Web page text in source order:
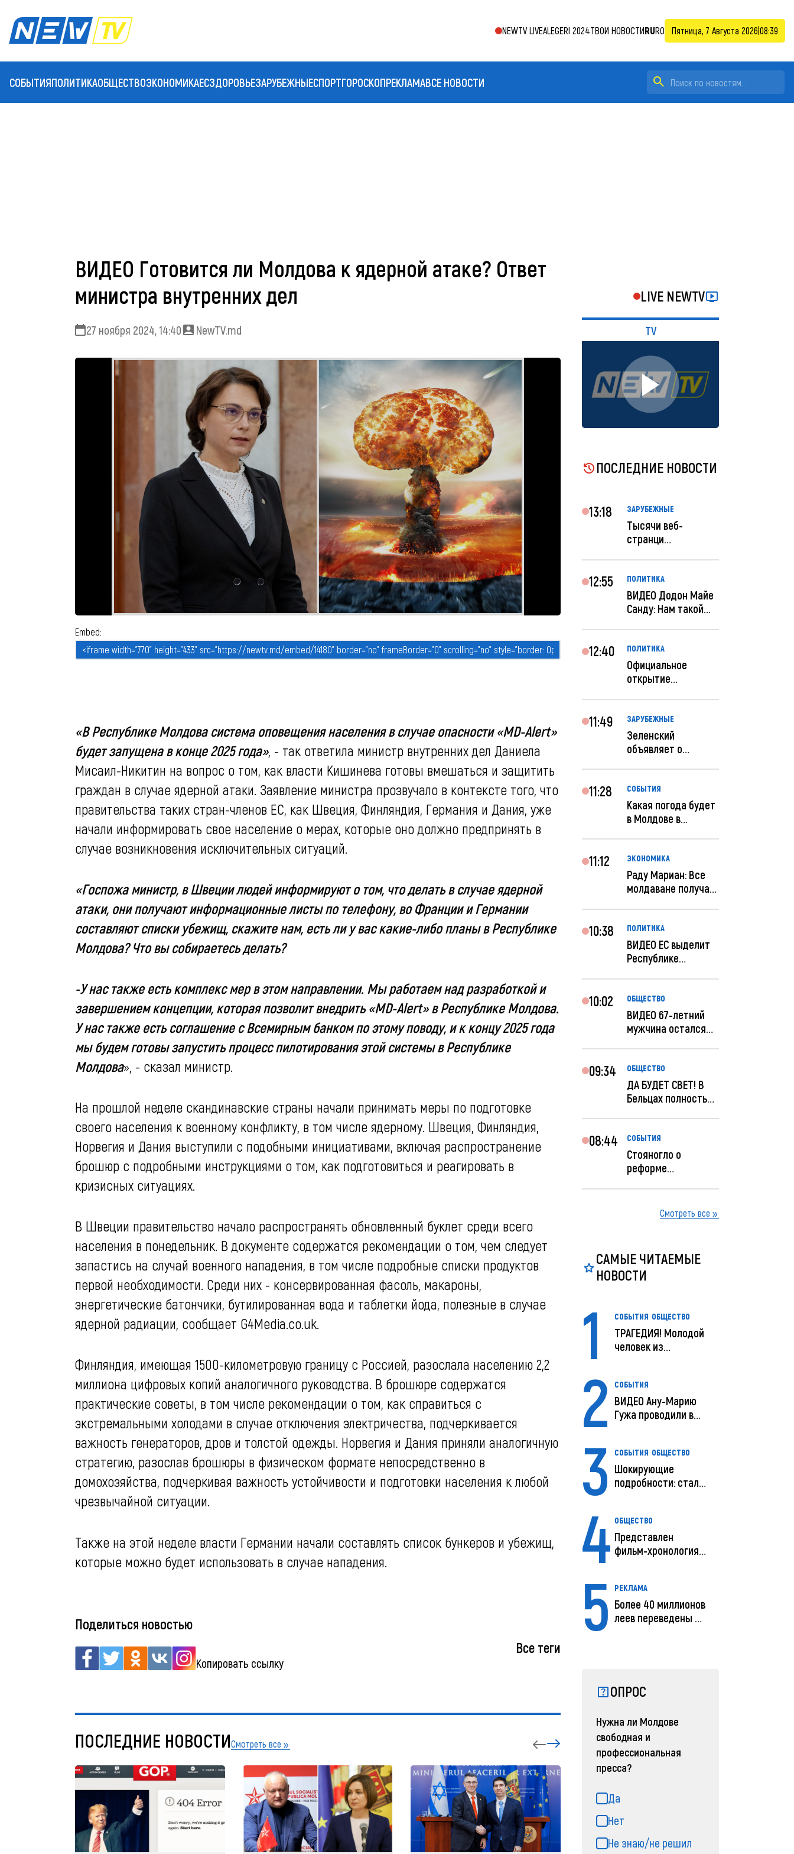
NEWTV LIVEALEGERI 2024ТВОИ НОВОСТИRURO Пятница, 7 Августа 2026 08:39
СОБЫТИЯПОЛИТИКАОБЩЕСТВОЭКОНОМИКАЕСЗДОРОВЬЕЗАРУБЕЖНЫЕСПОРТГОРОСКОПРЕКЛАМАВСЕ НОВОСТИ
ВИДЕО Готовится ли Молдова к ядерной атаке? Ответ
министра внутренних дел
27 ноября 2024, 14:40 NewTV.md
Embed:
«В Республике Молдова система оповещения населения в случае опасности «MD-Alert»
будет запущена в конце 2025 года», - так ответила министр внутренних дел Даниела
Мисаил-Никитин на вопрос о том, как власти Кишинева готовы вмешаться и защитить
граждан в случае ядерной атаки. Заявление министра прозвучало в контексте того, что
правительства таких стран-членов ЕС, как Швеция, Финляндия, Германия и Дания, уже
начали информировать свое население о мерах, которые оно должно предпринять в
случае возникновения исключительных ситуаций.
«Госпожа министр, в Швеции людей информируют о том, что делать в случае ядерной
атаки, они получают информационные листы по телефону, во Франции и Германии
составляют списки убежищ, скажите нам, есть ли у вас какие-либо планы в Республике
Молдова? Что вы собираетесь делать?
-У нас также есть комплекс мер в этом направлении. Мы работаем над разработкой и
завершением концепции, которая позволит внедрить «MD-Alert» в Республике Молдова.
У нас также есть соглашение с Всемирным банком по этому поводу, и к концу 2025 года
мы будем готовы запустить процесс пилотирования этой системы в Республике
Молдова», - сказал министр.
На прошлой неделе скандинавские страны начали принимать меры по подготовке
своего населения к военному конфликту, в том числе ядерному. Швеция, Финляндия,
Норвегия и Дания выступили с подобными инициативами, включая распространение
брошюр с подробными инструкциями о том, как подготовиться и реагировать в
кризисных ситуациях.
В Швеции правительство начало распространять обновленный буклет среди всего
населения в понедельник. В документе содержатся рекомендации о том, чем следует
запастись на случай военного нападения, в том числе подробные списки продуктов
первой необходимости. Среди них - консервированная фасоль, макароны,
энергетические батончики, бутилированная вода и таблетки йода, полезные в случае
ядерной радиации, сообщает G4Media.co.uk.
Финляндия, имеющая 1500-километровую границу с Россией, разослала населению 2,2
миллиона цифровых копий аналогичного руководства. В брошюре содержатся
практические советы, в том числе рекомендации о том, как справиться с
экстремальными холодами в случае отключения электричества, подчеркивается
важность генераторов, дров и толстой одежды. Норвегия и Дания приняли аналогичную
стратегию, разослав брошюры в физическом формате непосредственно в
домохозяйства, подчеркивая важность устойчивости и подготовки населения к любой
чрезвычайной ситуации.
Также на этой неделе власти Германии начали составлять список бункеров и убежищ,
которые можно будет использовать в случае нападения.
Поделиться новостью
Копировать ссылку
Все теги
ПОСЛЕДНИЕ НОВОСТИСмотреть все
LIVE NEWTV
TV
ПОСЛЕДНИЕ НОВОСТИ
13:18 ЗАРУБЕЖНЫЕ
Тысячи веб-
странци
12:55 ПОЛИТИКА
ВИДЕО Додон Майе
Санду: Нам такой
12:40 ПОЛИТИКА
Официальное
открытие
Кишиневе: и...
11:49 ЗАРУБЕЖНЫЕ
Зеленский
объявляет о
ар...
11:28 СОБЫТИЯ
Какая погода будет
в Молдове в
11:12 ЭКОНОМИКА
Раду Мариан: Все
молдаване получат
10:38 ПОЛИТИКА
ВИДЕО ЕС выделит
Республике
10:02 ОБЩЕСТВО
ВИДЕО 67-летний
мужчина остался
09:34 ОБЩЕСТВО
ДА БУДЕТ СВЕТ! В
Бельцах полностью
08:44 СОБЫТИЯ
Стояногло о
реформе
реформир...Смотреть все
САМЫЕ ЧИТАЕМЫЕ
НОВОСТИ
1 СОБЫТИЯ ОБЩЕСТВО
ТРАГЕДИЯ! Молодой
человек из
2 СОБЫТИЯ
ВИДЕО Ану-Марию
Гужа проводили в
3 СОБЫТИЯ ОБЩЕСТВО
Шокирующие
подробности: стали
4 ОБЩЕСТВО
Представлен
фильм-хронология
5 РЕКЛАМА
Более 40 миллионов
леев переведены с
ОПРОС
Нужна ли Молдове
свободная и
профессиональная
пресса?
Да
Нет
Не знаю/не решил